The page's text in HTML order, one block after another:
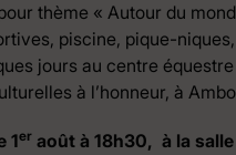
thème « Autour du
piscine, pique-
jours au centre
à l’honneur, à
1er août à 18h30, à la